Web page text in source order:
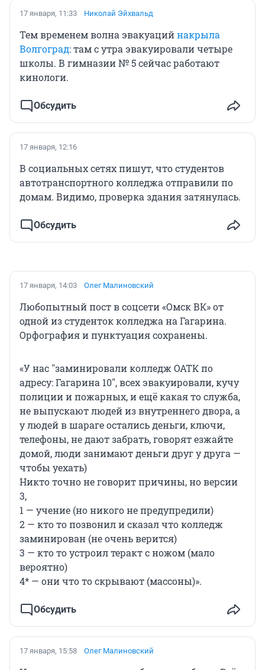
17 января, 11:33 Николай Эйхвальд
Тем временем волна эвакуацийнакрыла
Волгоград: там с утра эвакуировали четыре
школы. В гимназии № 5 сейчас работают
кинологи.
Обсудить
17 января, 12:16
В социальных сетях пишут, что студентов
автотранспортного колледжа отправили по
домам. Видимо, проверка здания затянулась.
Обсудить
17 января, 14:03 Олег Малиновский
Любопытный пост в соцсети «Омск ВК» от
одной из студенток колледжа на Гагарина.
Орфография и пунктуация сохранены.
«У нас "заминировали колледж ОАТК по
адресу: Гагарина 10", всех эвакуировали, кучу
полиции и пожарных, и ещё какая то служба,
не выпускают людей из внутреннего двора, а
у людей в шараге остались деньги, ключи,
телефоны, не дают забрать, говорят езжайте
домой, люди занимают деньги друг у друга —
чтобы уехать)
Никто точно не говорит причины, но версии
3,
1 — учение (но никого не предупредили)
2 — кто то позвонил и сказал что колледж
заминирован (не очень верится)
3 — кто то устроил теракт с ножом (мало
вероятно)
4* — они что то скрывают (массоны)».
Обсудить
17 января, 15:58 Олег Малиновский